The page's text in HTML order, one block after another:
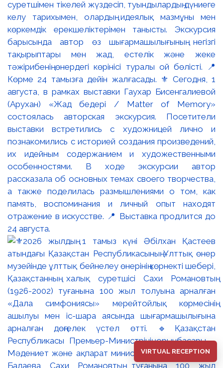
суретшімен тікелей жүздесіп, туындылардың дүниеге
келу тарихымен, олардың идеялық мазмұны мен
көркемдік ерекшеліктерімен танысты. Экскурсия
барысында автор өз шығармашылығының негізгі
тақырыптары мен жад, естелік және жеке
тәжірибенің өнердегі көрінісі туралы ой бөлісті. 📍
Көрме 24 тамызға дейін жалғасады. ⚜️ Сегодня, 1
августа, в рамках выставки Гаухар Бисенгалиевой
(Арухан) «Жад бедері / Matter of Memory»
состоялась авторская экскурсия. Посетители
выставки встретились с художницей лично и
познакомились с историей создания произведений,
их идейным содержанием и художественными
особенностями. В ходе экскурсии автор
рассказала об основных темах своего творчества,
а также поделилась размышлениями о том, как
память, воспоминания и личный опыт находят
отражение в искусстве. 📍 Выставка продлится до
24 августа.
VIRTUAL RECEPTION